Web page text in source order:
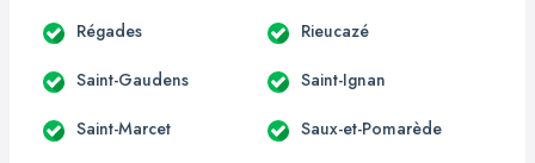
Régades Rieucazé
Saint-Gaudens Saint-Ignan
Saint-Marcet Saux-et-Pomarède